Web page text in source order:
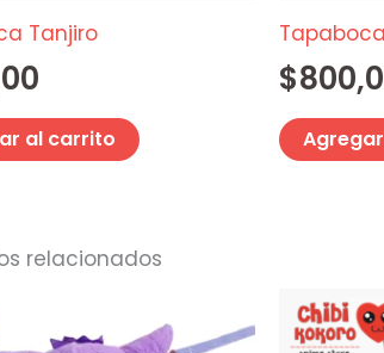
Tanjiro
al carrito
$
relacionados